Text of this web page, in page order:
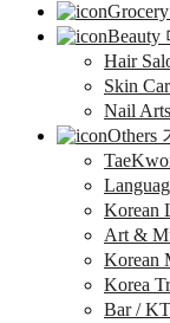
Beauty
Hair
Skin
Nail
Others
Korean
Art &
Korean
Korea
Bar /